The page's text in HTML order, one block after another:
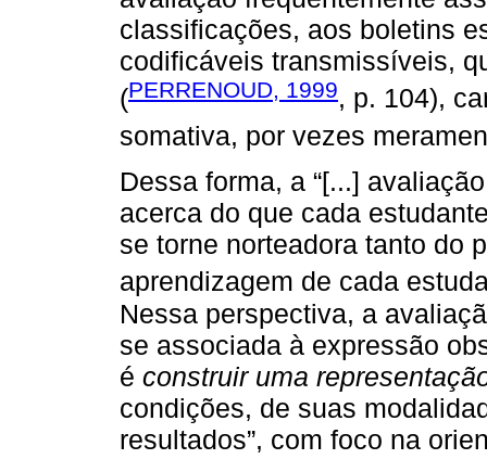
classificações, aos boletins
codificáveis transmissíveis,
(PERRENOUD, 1999, p. 104),
somativa, por vezes
Dessa forma, a “[...]
acerca do que cada
se torne norteadora tanto do
aprendizagem de cada
Nessa perspectiva, a
se associada à expressão
é construir uma
condições, de suas
resultados”, com foco na